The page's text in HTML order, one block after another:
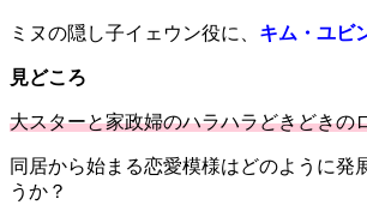
ミヌの隠し子イェウン役に、 キム・ユビ
見どころ
大スターと家政婦のハラハラどきどきの
同居から始まる恋愛模様はどのように発
うか？